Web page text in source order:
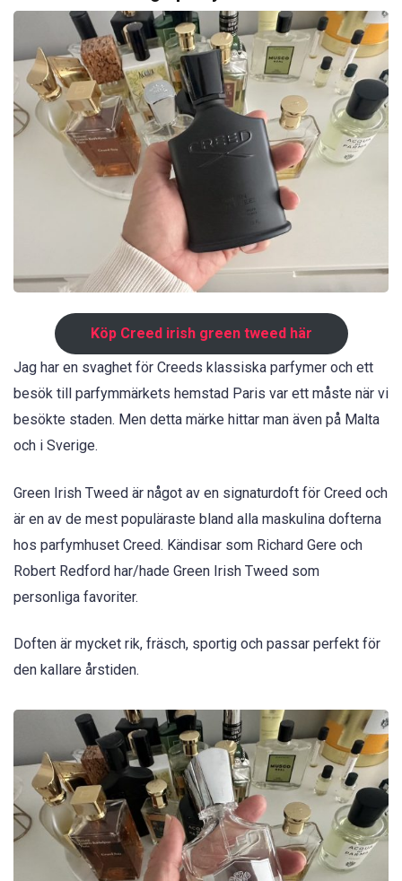
Köp Creed irish green tweed här
Jag har en svaghet för Creeds klassiska parfymer och ett
besök till parfymmärkets hemstad Paris var ett måste när vi
besökte staden. Men detta märke hittar man även på Malta
och i Sverige.
Green Irish Tweed är något av en signaturdoft för Creed och
är en av de mest populäraste bland alla maskulina dofterna
hos parfymhuset Creed. Kändisar som Richard Gere och
Robert Redford har/hade Green Irish Tweed som
personliga favoriter.
Doften är mycket rik, fräsch, sportig och passar perfekt för
den kallare årstiden.